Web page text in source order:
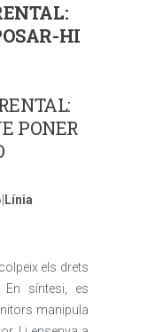
HI
PONER
Línia
els drets
síntesi, es
manipula